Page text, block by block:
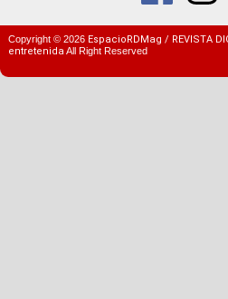
Copyright © 2026 EspacioRDMag / REVISTA
entretenidaAll Right Reserved